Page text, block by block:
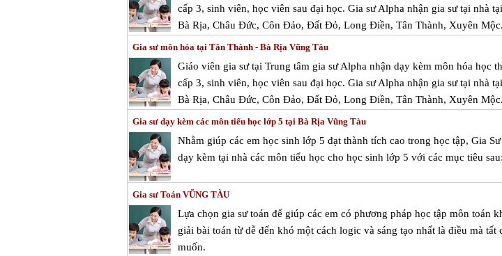
cấp 3, sinh viên, học viên sau đại học. Gia sư Alpha nhận gia sư tại nhà
Bà Rịa, Châu Đức, Côn Đảo, Đất Đỏ, Long Điền, Tân Thành, Xuyên Mộc.
Gia sư môn hóa tại Tân Thành - Bà Rịa Vũng Tàu
Giáo viên gia sư tại Trung tâm gia sư Alpha nhận dạy kèm môn hóa học
cấp 3, sinh viên, học viên sau đại học. Gia sư Alpha nhận gia sư tại nhà
Bà Rịa, Châu Đức, Côn Đảo, Đất Đỏ, Long Điền, Tân Thành, Xuyên Mộc.
Gia sư dạy kèm các môn tiểu học lớp 5 tại Bà Rịa Vũng Tàu
Nhằm giúp các em học sinh lớp 5 đạt thành tích cao trong học tập, Gia
dạy kèm tại nhà các môn tiểu học cho học sinh lớp 5 với các mục tiêu sau:
Gia sư Toán VŨNG TÀU
Lựa chọn gia sư toán để giúp các em có phương pháp học tập môn toán
giải bài toán từ dễ đến khó một cách logic và sáng tạo nhất là điều mà tất
muốn.